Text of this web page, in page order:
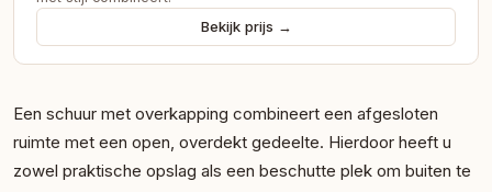
Bekijk prijs →
Een schuur met overkapping combineert een afgesloten
ruimte met een open, overdekt gedeelte. Hierdoor heeft u
zowel praktische opslag als een beschutte plek om buiten te